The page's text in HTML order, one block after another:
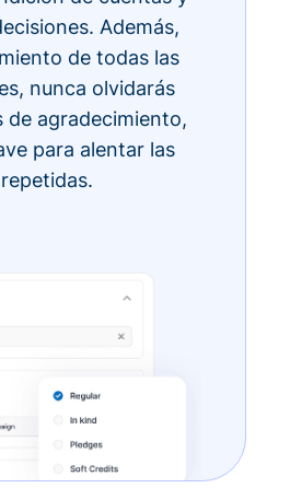
Además,
de todas las
nunca olvidarás
de agradecimiento,
para alentar las